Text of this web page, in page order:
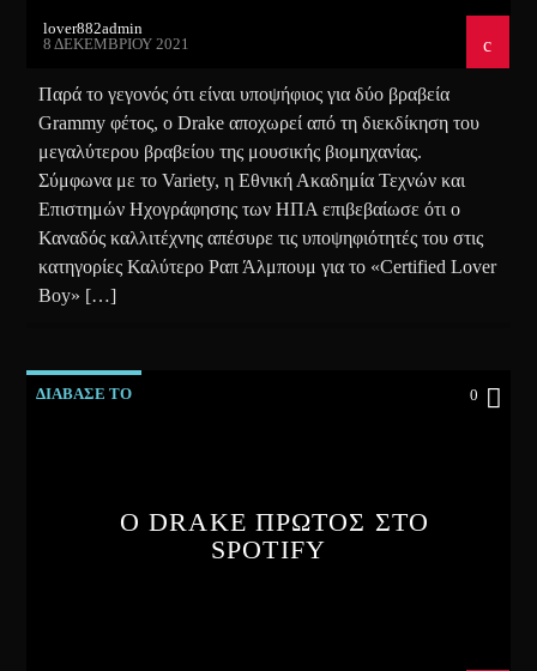
lover882admin
8 ΔΕΚΕΜΒΡΊΟΥ 2021
Παρά το γεγονός ότι είναι υποψήφιος για δύο βραβεία
Grammy φέτος, ο Drake αποχωρεί από τη διεκδίκηση του
μεγαλύτερου βραβείου της μουσικής βιομηχανίας.
Σύμφωνα με το Variety, η Εθνική Ακαδημία Τεχνών και
Επιστημών Ηχογράφησης των ΗΠΑ επιβεβαίωσε ότι ο
Καναδός καλλιτέχνης απέσυρε τις υποψηφιότητές του στις
κατηγορίες Καλύτερο Ραπ Άλμπουμ για το «Certified Lover
Boy» […]
ΔΙΑΒΑΣΕ ΤΟ 0
Ο DRAKE ΠΡΩΤΟΣ ΣΤΟ
SPOTIFY